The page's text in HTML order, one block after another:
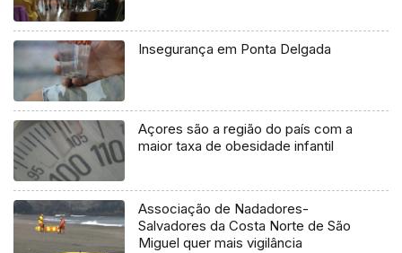
Insegurança em Ponta Delgada
Açores são a região do país com a
maior taxa de obesidade infantil
Associação de Nadadores-
Salvadores da Costa Norte de São
Miguel quer mais vigilância